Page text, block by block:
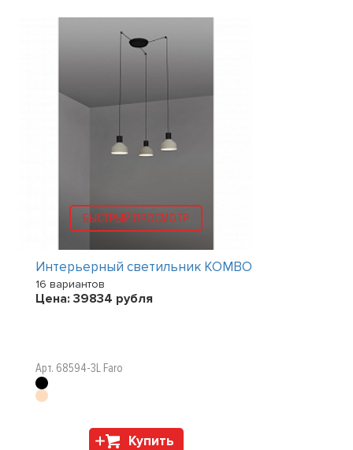
БЫСТРЫЙ ПРОСМОТР
Интерьерный светильник KOMBO
16 вариантов
Цена: 39834 рубля
Арт. 68594-3L Faro
Купить